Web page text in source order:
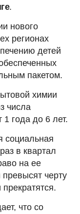
.
нового
регионах
детей
пакетом.
химии
числа
года до 6 лет.
социальная
в квартал
на ее
черту
что со